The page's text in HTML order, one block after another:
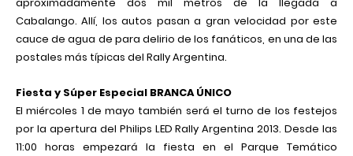
Cabalango. Allí, los autos pasan a gran velocidad por este
cauce de agua de para delirio de los fanáticos, en una de las
postales más típicas del Rally Argentina.
Fiesta y Súper Especial BRANCA ÚNICO
El miércoles 1 de mayo también será el turno de los festejos
por la apertura del Philips LED Rally Argentina 2013. Desde las
11:00 horas empezará la fiesta en el Parque Temático